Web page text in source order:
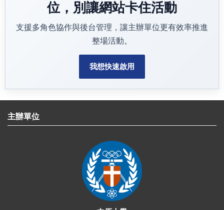
位，別讓網站卡住活動
支援多角色協作與後台管理，讓主辦單位更有效率推進
整場活動。
我想快速啟用
主辦單位